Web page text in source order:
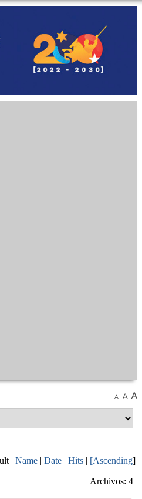
| Name | Date | Hits | [Ascending]
Archivos: 4